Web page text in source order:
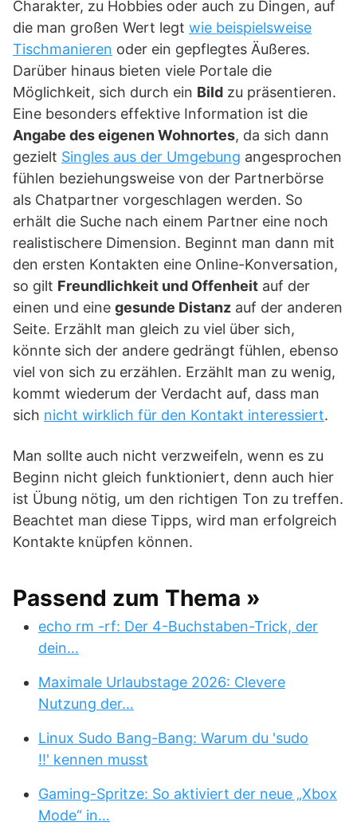
Charakter, zu Hobbies oder auch zu Dingen, auf
die man großen Wert legt wie beispielsweise
Tischmanieren oder ein gepflegtes Äußeres.
Darüber hinaus bieten viele Portale die
Möglichkeit, sich durch ein Bild zu präsentieren.
Eine besonders effektive Information ist die
Angabe des eigenen Wohnortes, da sich dann
gezielt Singles aus der Umgebung angesprochen
fühlen beziehungsweise von der Partnerbörse
als Chatpartner vorgeschlagen werden. So
erhält die Suche nach einem Partner eine noch
realistischere Dimension. Beginnt man dann mit
den ersten Kontakten eine Online-Konversation,
so gilt Freundlichkeit und Offenheit auf der
einen und eine gesunde Distanz auf der anderen
Seite. Erzählt man gleich zu viel über sich,
könnte sich der andere gedrängt fühlen, ebenso
viel von sich zu erzählen. Erzählt man zu wenig,
kommt wiederum der Verdacht auf, dass man
sich nicht wirklich für den Kontakt interessiert.
Man sollte auch nicht verzweifeln, wenn es zu
Beginn nicht gleich funktioniert, denn auch hier
ist Übung nötig, um den richtigen Ton zu treffen.
Beachtet man diese Tipps, wird man erfolgreich
Kontakte knüpfen können.
Passend zum Thema »
echo rm -rf: Der 4-Buchstaben-Trick, der
dein…
Maximale Urlaubstage 2026: Clevere
Nutzung der…
Linux Sudo Bang-Bang: Warum du 'sudo
!!' kennen musst
Gaming-Spritze: So aktiviert der neue „Xbox
Mode“ in…